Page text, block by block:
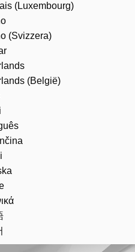
(Luxembourg)
(Svizzera)
(België)